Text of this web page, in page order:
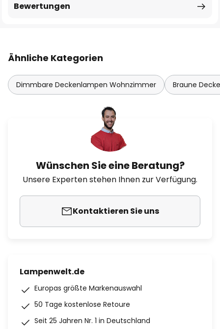
Bewertungen
Ähnliche Kategorien
Dimmbare Deckenlampen Wohnzimmer Braune
Wünschen Sie eine Beratung?
Unsere Experten stehen Ihnen zur Verfügung.
Kontaktieren Sie uns
Lampenwelt.de
Europas größte Markenauswahl
50 Tage kostenlose Retoure
Seit 25 Jahren Nr. 1 in Deutschland